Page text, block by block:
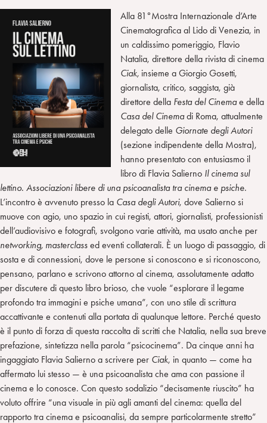
Alla 81°Mostra Internazionale d’Arte
Cinematografica al Lido di Venezia, in
un caldissimo pomeriggio, Flavio
Natalia, direttore della rivista di cinema
Ciak, insieme a Giorgio Gosetti,
giornalista, critico, saggista, già
direttore della Festa del Cinemae della
Casa del Cinemadi Roma, attualmente
delegato delle Giornate degli Autori
(sezione indipendente della Mostra),
hanno presentato con entusiasmo il
libro di Flavia Salierno Il cinema sul
lettino. Associazioni libere di una psicoanalista tra cinema e psiche.
L’incontro è avvenuto presso la Casa degli Autori, dove Salierno si
muove con agio, uno spazio in cui registi, attori, giornalisti, professionisti
dell’audiovisivo e fotografi, svolgono varie attività, ma usato anche per
networking, masterclass ed eventi collaterali. È un luogo di passaggio, di
sosta e di connessioni, dove le persone si conoscono e si riconoscono,
pensano, parlano e scrivono attorno al cinema, assolutamente adatto
per discutere di questo libro brioso, che vuole “esplorare il legame
profondo tra immagini e psiche umana”, con uno stile di scrittura
accattivante e contenuti alla portata di qualunque lettore. Perché questo
è il punto di forza di questa raccolta di scritti che Natalia, nella sua breve
prefazione, sintetizza nella parola “psicocinema”. Da cinque anni ha
ingaggiato Flavia Salierno a scrivere per Ciak, in quanto — come ha
affermato lui stesso — è una psicoanalista che ama con passione il
cinema e lo conosce. Con questo sodalizio “decisamente riuscito” ha
voluto offrire “una visuale in più agli amanti del cinema: quella del
rapporto tra cinema e psicoanalisi, da sempre particolarmente stretto”